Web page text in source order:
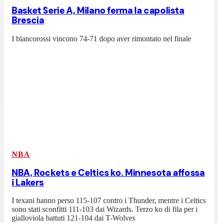
Basket Serie A, Milano ferma la capolista
Brescia
I biancorossi vincono 74-71 dopo aver rimontato nel finale
NBA
NBA, Rockets e Celtics ko. Minnesota affossa
i Lakers
I texani hanno perso 115-107 contro i Thunder, mentre i Celtics
sono stati sconfitti 111-103 dai Wizards. Terzo ko di fila per i
gialloviola battuti 121-104 dai T-Wolves